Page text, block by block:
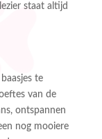
staat altijd
te
van de
ontspannen
nog mooiere